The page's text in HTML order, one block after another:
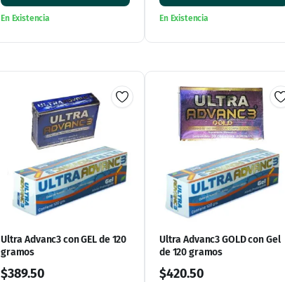
En Existencia En Existencia
Ultra Advanc3 con GEL de 120
gramos
$389.50
Ultra Advanc3 GOLD con Gel
de 120 gramos
$420.50